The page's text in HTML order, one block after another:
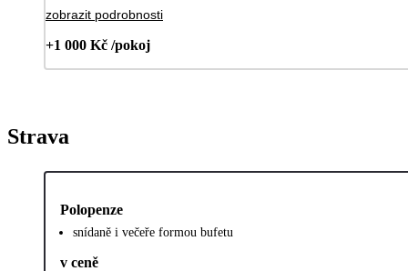
zobrazit podrobnosti
+1 000 Kč /pokoj
Strava
Polopenze
snídaně i večeře formou bufetu
v ceně